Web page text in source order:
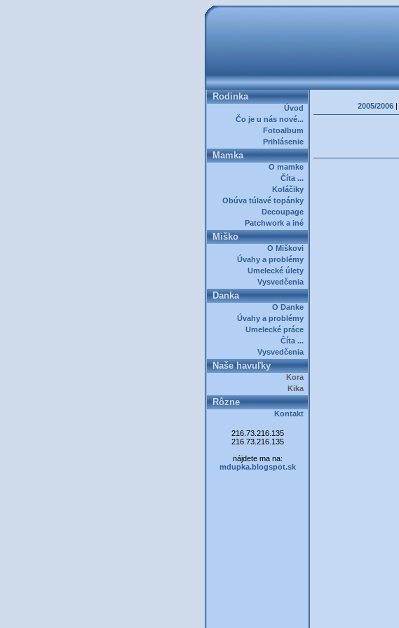
Rodinka
Úvod
Čo je u nás nové...
Fotoalbum
Prihlásenie
Mamka
O mamke
Číta ...
Koláčiky
Obúva túlavé topánky
Decoupage
Patchwork a iné
Miško
O Miškovi
Úvahy a problémy
Umelecké úlety
Vysvedčenia
Danka
O Danke
Úvahy a problémy
Umelecké práce
Číta ...
Vysvedčenia
Naše havuľky
Kora
Kika
Rôzne
Kontakt
216.73.216.135
216.73.216.135
nájdete ma na:
mdupka.blogspot.sk
2005/2006 |